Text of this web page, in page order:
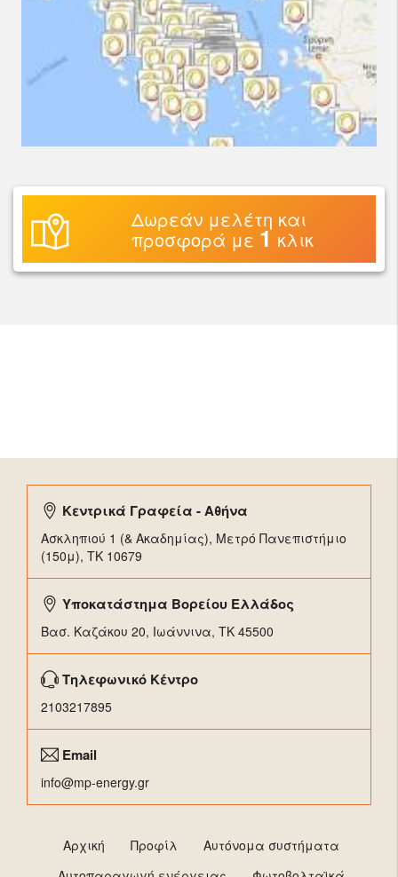
Δωρεάν μελέτη και
προσφορά με 1 κλικ
Κεντρικά Γραφεία - Αθήνα
Ασκληπιού 1 (& Ακαδημίας), Μετρό Πανεπιστήμιο
(150μ), TK 10679
Υποκατάστημα Βορείου Ελλάδος
Βασ. Καζάκου 20, Ιωάννινα, ΤΚ 45500
Τηλεφωνικό Κέντρο
2103217895
Email
info@mp-energy.gr
Αρχική Προφίλ
Αυτόνομα συστήματα